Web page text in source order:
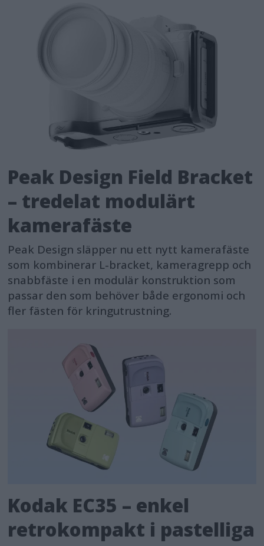
Peak Design Field Bracket
– tredelat modulärt
kamerafäste
Peak Design släpper nu ett nytt kamerafäste
som kombinerar L-bracket, kameragrepp och
snabbfäste i en modulär konstruktion som
passar den som behöver både ergonomi och
fler fästen för kringutrustning.
Kodak EC35 – enkel
retrokompakt i pastelliga